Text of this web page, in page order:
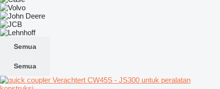
Semua
Semua